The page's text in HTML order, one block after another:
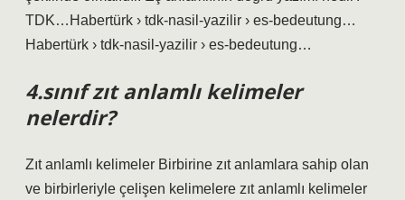
TDK…Habertürk › tdk-nasil-yazilir › es-bedeutung…
Habertürk › tdk-nasil-yazilir › es-bedeutung…
4.sınıf zıt anlamlı kelimeler
nelerdir?
Zıt anlamlı kelimeler Birbirine zıt anlamlara sahip olan
ve birbirleriyle çelişen kelimelere zıt anlamlı kelimeler